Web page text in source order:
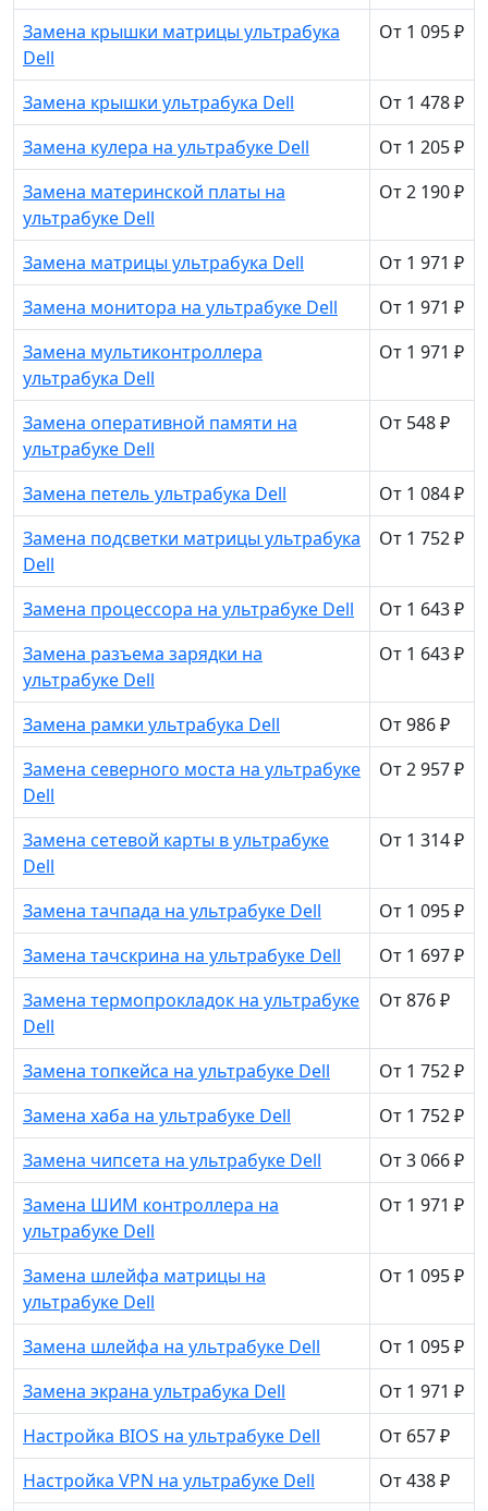
Замена крышки матрицы ультрабука
Dell
От 1 095 ₽
Замена крышки ультрабука Dell
От 1 478 ₽
Замена кулера на ультрабуке Dell
От 1 205 ₽
Замена материнской платы на
ультрабуке Dell
От 2 190 ₽
Замена матрицы ультрабука Dell
От 1 971 ₽
Замена монитора на ультрабуке Dell
От 1 971 ₽
Замена мультиконтроллера
ультрабука Dell
От 1 971 ₽
Замена оперативной памяти на
ультрабуке Dell
От 548 ₽
Замена петель ультрабука Dell
От 1 084 ₽
Замена подсветки матрицы ультрабука
Dell
От 1 752 ₽
Замена процессора на ультрабуке Dell
От 1 643 ₽
Замена разъема зарядки на
ультрабуке Dell
От 1 643 ₽
Замена рамки ультрабука Dell
От 986 ₽
Замена северного моста на ультрабуке
Dell
От 2 957 ₽
Замена сетевой карты в ультрабуке
Dell
От 1 314 ₽
Замена тачпада на ультрабуке Dell
От 1 095 ₽
Замена тачскрина на ультрабуке Dell
От 1 697 ₽
Замена термопрокладок на ультрабуке
Dell
От 876 ₽
Замена топкейса на ультрабуке Dell
От 1 752 ₽
Замена хаба на ультрабуке Dell
От 1 752 ₽
Замена чипсета на ультрабуке Dell
От 3 066 ₽
Замена ШИМ контроллера на
ультрабуке Dell
От 1 971 ₽
Замена шлейфа матрицы на
ультрабуке Dell
От 1 095 ₽
Замена шлейфа на ультрабуке Dell
От 1 095 ₽
Замена экрана ультрабука Dell
От 1 971 ₽
Настройка BIOS на ультрабуке Dell
От 657 ₽
Настройка VPN на ультрабуке Dell
От 438 ₽